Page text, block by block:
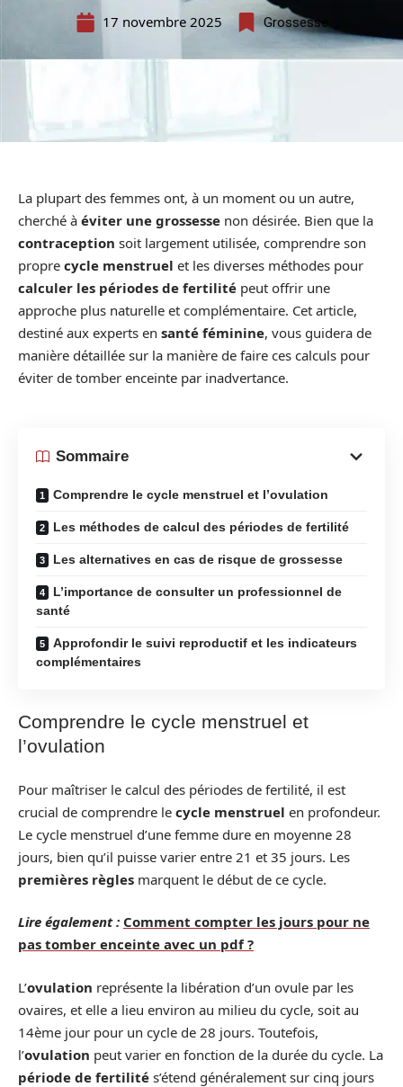
17 novembre 2025 Grossesse
La plupart des femmes ont, à un moment ou un autre,
cherché à éviter une grossesse non désirée. Bien que la
contraception soit largement utilisée, comprendre son
propre cycle menstruel et les diverses méthodes pour
calculer les périodes de fertilité peut offrir une
approche plus naturelle et complémentaire. Cet article,
destiné aux experts en santé féminine, vous guidera de
manière détaillée sur la manière de faire ces calculs pour
éviter de tomber enceinte par inadvertance.
Sommaire
Comprendre le cycle menstruel et l’ovulation
Les méthodes de calcul des périodes de fertilité
Les alternatives en cas de risque de grossesse
L’importance de consulter un professionnel de
santé
Approfondir le suivi reproductif et les indicateurs
complémentaires
Comprendre le cycle menstruel et
l’ovulation
Pour maîtriser le calcul des périodes de fertilité, il est
crucial de comprendre le cycle menstruel en profondeur.
Le cycle menstruel d’une femme dure en moyenne 28
jours, bien qu’il puisse varier entre 21 et 35 jours. Les
premières règles marquent le début de ce cycle.
Lire également : Comment compter les jours pour ne
pas tomber enceinte avec un pdf ?
L’ovulation représente la libération d’un ovule par les
ovaires, et elle a lieu environ au milieu du cycle, soit au
14ème jour pour un cycle de 28 jours. Toutefois,
l’ovulation peut varier en fonction de la durée du cycle. La
période de fertilité s’étend généralement sur cinq jours